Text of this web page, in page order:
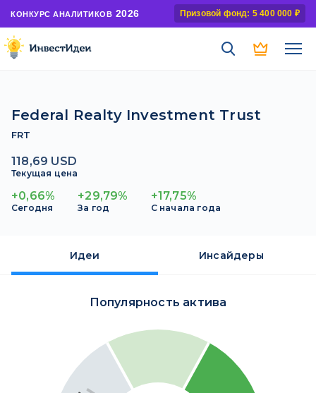
КОНКУРС АНАЛИТИКОВ 2026 Призовой фонд: 5 400 000 ₽
Federal Realty Investment Trust
FRT
118,69 USD
Текущая цена
+0,66%
Сегодня
+29,79%
За год
+17,75%
С начала года
Идеи Инсайдеры
Популярность актива